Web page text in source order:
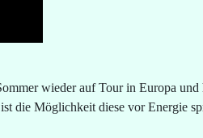
wieder auf Tour in Europa und
die Möglichkeit diese vor Energie